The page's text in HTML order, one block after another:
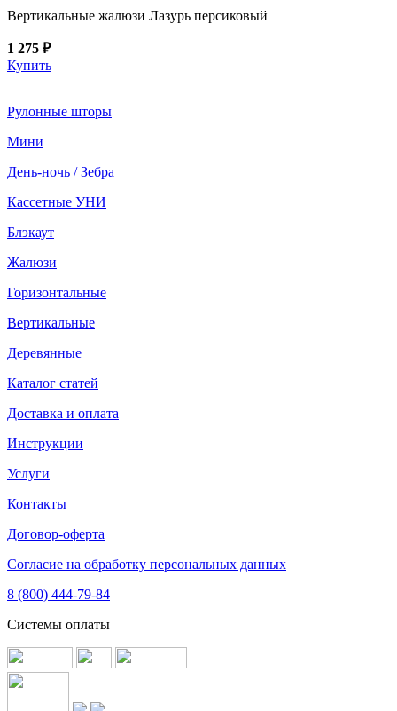
Вертикальные жалюзи Лазурь персиковый
1 275 ₽
Купить
Рулонные шторы
Мини
День-ночь / Зебра
Кассетные УНИ
Блэкаут
Жалюзи
Горизонтальные
Вертикальные
Деревянные
Каталог статей
Доставка и оплата
Инструкции
Услуги
Контакты
Договор-оферта
Согласие на обработку персональных данных
8 (800) 444-79-84
Системы оплаты